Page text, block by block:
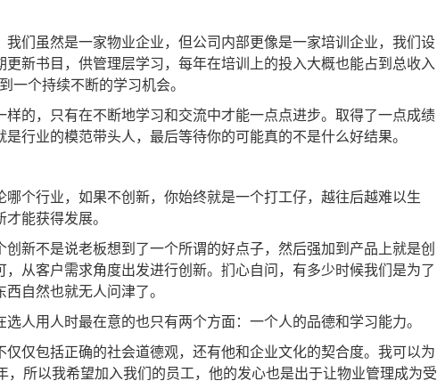
们虽然是一家物业企业，但公司内部更像是一家培训企业，我们设
更新书目，供管理层学习，每年在培训上的投入大概也能占到总收入
一个持续不断的学习机会。
的，只有在不断地学习和交流中才能一点点进步。取得了一点成绩
行业的模范带头人，最后等待你的可能真的不是什么好结果。
个行业，如果不创新，你始终就是一个打工仔，越往后越难以生
能获得发展。
新不是说老板想到了一个所谓的好点子，然后强加到产品上就是创
从客户需求角度出发进行创新。扪心自问，有多少时候我们是为了
自然也就无人问津了。
用人时最在意的也只有两个方面：一个人的品德和学习能力。
仅包括正确的社会道德观，还有他和企业文化的契合度。我可以为
，所以我希望加入我们的员工，他的发心也是出于让物业管理成为受